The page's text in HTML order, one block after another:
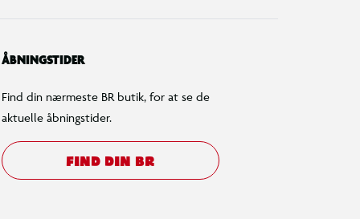
ÅBNINGSTIDER
Find din nærmeste BR butik, for at se de
aktuelle åbningstider.
FIND DIN BR